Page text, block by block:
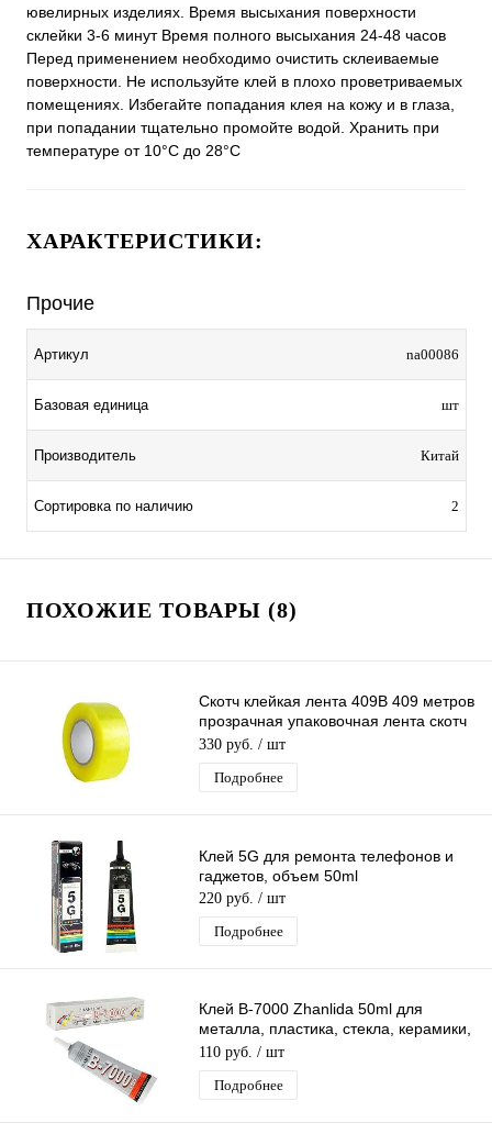
ювелирных изделиях. Время высыхания поверхности
склейки 3-6 минут Время полного высыхания 24-48 часов
Перед применением необходимо очистить склеиваемые
поверхности. Не используйте клей в плохо проветриваемых
помещениях. Избегайте попадания клея на кожу и в глаза,
при попадании тщательно промойте водой. Хранить при
температуре от 10°С до 28°С
ХАРАКТЕРИСТИКИ:
Прочие
Артикул na00086
Базовая единица шт
Производитель Китай
Сортировка по наличию 2
ПОХОЖИЕ ТОВАРЫ (8)
Скотч клейкая лента 409B 409 метров
прозрачная упаковочная лента скотч
55мм х 409м
330 руб. / шт
Подробнее
Клей 5G для ремонта телефонов и
гаджетов, объем 50ml
220 руб. / шт
Подробнее
Клей B-7000 Zhanlida 50ml для
металла, пластика, стекла, керамики,
дерева, кожи, резины
110 руб. / шт
Подробнее